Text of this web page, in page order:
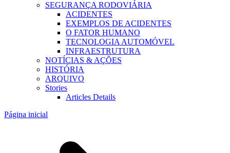
SEGURANÇA RODOVIÁRIA
ACIDENTES
EXEMPLOS DE ACIDENTES
O FATOR HUMANO
TECNOLOGIA AUTOMÓVEL
INFRAESTRUTURA
NOTÍCIAS & AÇÕES
HISTÓRIA
ARQUIVO
Stories
Articles Details
Página inicial